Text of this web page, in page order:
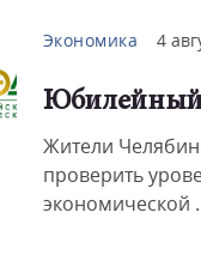
Экономика 4
Юбилейный
Жители
проверить
экономической